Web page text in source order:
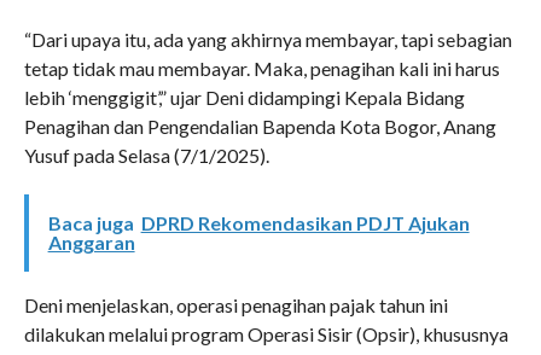
“Dari upaya itu, ada yang akhirnya membayar, tapi sebagian
tetap tidak mau membayar. Maka, penagihan kali ini harus
lebih ‘menggigit’,” ujar Deni didampingi Kepala Bidang
Penagihan dan Pengendalian Bapenda Kota Bogor, Anang
Yusuf pada Selasa (7/1/2025).
Baca juga DPRD Rekomendasikan PDJT Ajukan
Anggaran
Deni menjelaskan, operasi penagihan pajak tahun ini
dilakukan melalui program Operasi Sisir (Opsir), khususnya